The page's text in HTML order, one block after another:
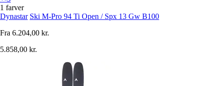
1 farver
Dynastar Ski M-Pro 94 Ti Open / Spx 13 Gw B100
Fra 6.204,00 kr.
5.858,00 kr.